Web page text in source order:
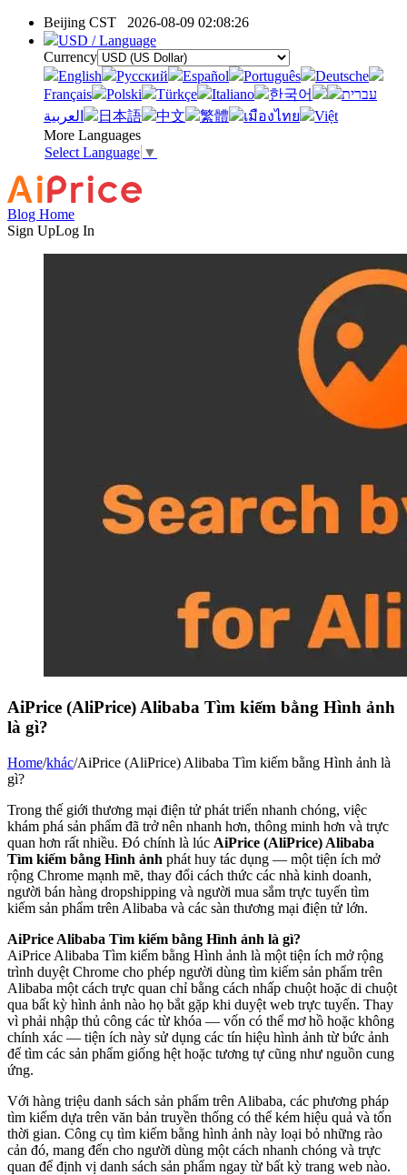
Beijing CST 2026-08-09 02:08:26
USD / Language
Currency
English
Pусский Español Português
Deutsche
Français
Polski Türkçe Italiano 한국어
עברית
العربية
日本語 中文 繁體 เมืองไทย
Việt
More Languages
Select Language ▼
Blog Home
Sign UpLog In
AiPrice (AliPrice) Alibaba Tìm kiếm bằng Hình ảnh
là gì?
Home/khác/AiPrice (AliPrice) Alibaba Tìm kiếm bằng Hình ảnh là
gì?
Trong thế giới thương mại điện tử phát triển nhanh chóng, việc
khám phá sản phẩm đã trở nên nhanh hơn, thông minh hơn và trực
quan hơn rất nhiều. Đó chính là lúc AiPrice (AliPrice) Alibaba
Tìm kiếm bằng Hình ảnh phát huy tác dụng — một tiện ích mở
rộng Chrome mạnh mẽ, thay đổi cách thức các nhà kinh doanh,
người bán hàng dropshipping và người mua sắm trực tuyến tìm
kiếm sản phẩm trên Alibaba và các sàn thương mại điện tử lớn.
AiPrice Alibaba Tìm kiếm bằng Hình ảnh là gì?
AiPrice Alibaba Tìm kiếm bằng Hình ảnh là một tiện ích mở rộng
trình duyệt Chrome cho phép người dùng tìm kiếm sản phẩm trên
Alibaba một cách trực quan chỉ bằng cách nhấp chuột hoặc di chuột
qua bất kỳ hình ảnh nào họ bắt gặp khi duyệt web trực tuyến. Thay
vì phải nhập thủ công các từ khóa — vốn có thể mơ hồ hoặc không
chính xác — tiện ích này sử dụng các tín hiệu hình ảnh từ bức ảnh
để tìm các sản phẩm giống hệt hoặc tương tự cũng như nguồn cung
ứng.
Với hàng triệu danh sách sản phẩm trên Alibaba, các phương pháp
tìm kiếm dựa trên văn bản truyền thống có thể kém hiệu quả và tốn
thời gian. Công cụ tìm kiếm bằng hình ảnh này loại bỏ những rào
cản đó, mang đến cho người dùng một cách nhanh chóng và trực
quan để định vị danh sách sản phẩm ngay từ bất kỳ trang web nào.